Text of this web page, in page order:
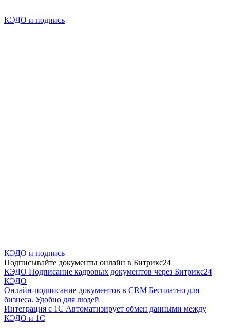
КЭДО и подпись
КЭДО и подпись
Подписывайте документы онлайн в Битрикс24
КЭДО Подписание кадровых документов через Битрикс24
КЭДО
Онлайн-подписание документов в CRM Бесплатно для
бизнеса. Удобно для людей
Интеграция с 1С Автоматизирует обмен данными между
КЭДО и 1С